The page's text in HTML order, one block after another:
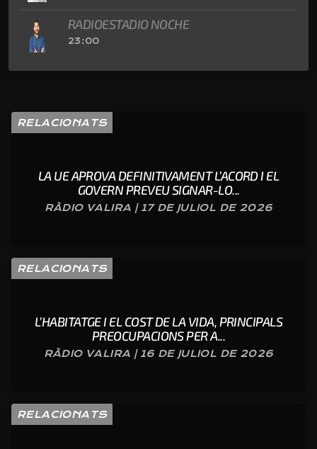
RADIOESTADIO NOCHE
23:00
RELACIONATS
LA UE APROVA DEFINITIVAMENT L’ACORD I EL
GOVERN PREVEU SIGNAR-LO...
RÀDIO VALIRA | 17 DE JULIOL DE 2026
RELACIONATS
L’HABITATGE I EL COST DE LA VIDA, PRINCIPALS
PREOCUPACIONS PER A...
RÀDIO VALIRA | 16 DE JULIOL DE 2026
RELACIONATS